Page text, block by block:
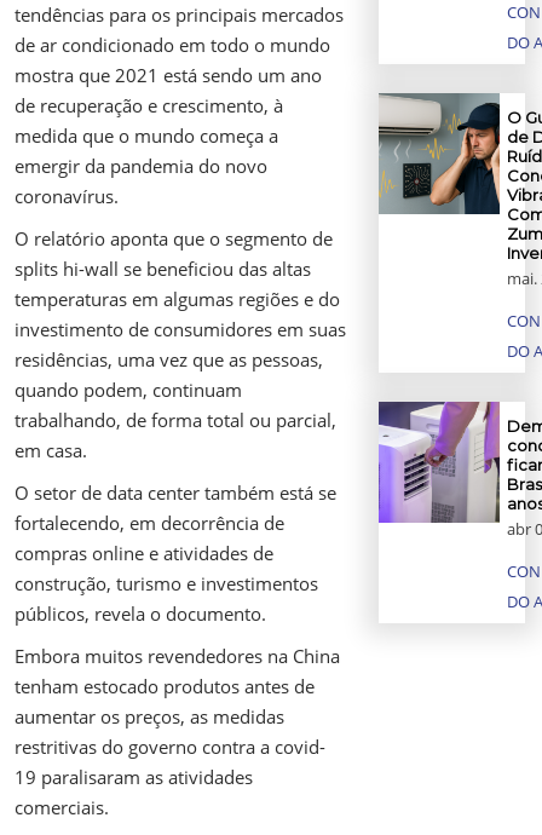
tendências para os principais mercados
de ar condicionado em todo o mundo
mostra que 2021 está sendo um ano
de recuperação e crescimento, à
medida que o mundo começa a
emergir da pandemia do novo
coronavírus.
O relatório aponta que o segmento de
splits hi-wall se beneficiou das altas
temperaturas em algumas regiões e do
investimento de consumidores em suas
residências, uma vez que as pessoas,
quando podem, continuam
trabalhando, de forma total ou parcial,
em casa.
O setor de data center também está se
fortalecendo, em decorrência de
compras online e atividades de
construção, turismo e investimentos
públicos, revela o documento.
Embora muitos revendedores na China
tenham estocado produtos antes de
aumentar os preços, as medidas
restritivas do governo contra a covid-
19 paralisaram as atividades
comerciais.
DO
O
de
mai.
DO
abr
DO